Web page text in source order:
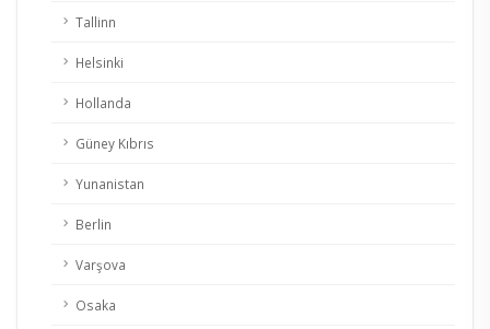
Tallinn
Helsinki
Hollanda
Güney Kıbrıs
Yunanistan
Berlin
Varşova
Osaka